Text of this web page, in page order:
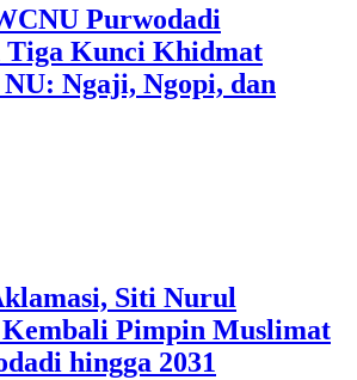
Purwodadi
Tiga Kunci Khidmat
Ngaji, Ngopi, dan
Siti Nurul
Pimpin Muslimat
hingga 2031